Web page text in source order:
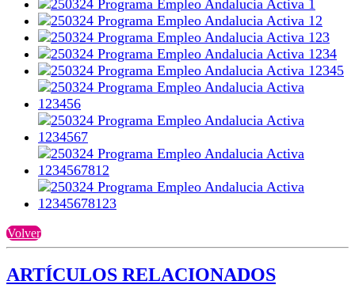
Volver
ARTÍCULOS RELACIONADOS